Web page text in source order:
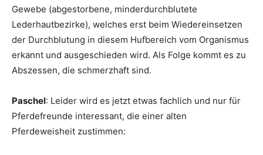
Gewebe (abgestorbene, minderdurchblutete
Lederhautbezirke), welches erst beim Wiedereinsetzen
der Durchblutung in diesem Hufbereich vom Organismus
erkannt und ausgeschieden wird. Als Folge kommt es zu
Abszessen, die schmerzhaft sind.
Paschel: Leider wird es jetzt etwas fachlich und nur für
Pferdefreunde interessant, die einer alten
Pferdeweisheit zustimmen: